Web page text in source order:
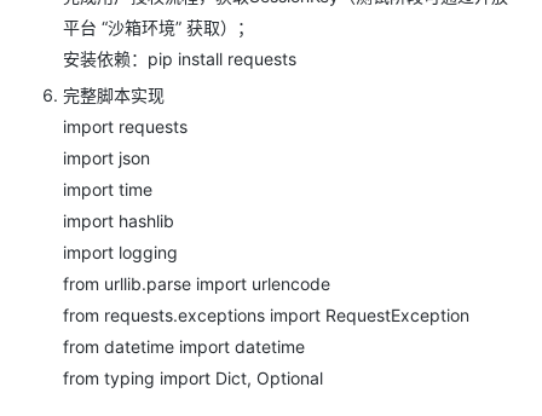
平台 “沙箱环境” 获取）；
安装依赖：pip install requests
完整脚本实现
import requests
import json
import time
import hashlib
import logging
from urllib.parse import urlencode
from requests.exceptions import RequestException
from datetime import datetime
from typing import Dict, Optional